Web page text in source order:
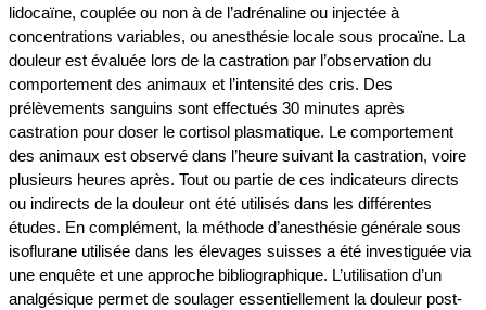
lidocaïne, couplée ou non à de l’adrénaline ou injectée à
concentrations variables, ou anesthésie locale sous procaïne. La
douleur est évaluée lors de la castration par l’observation du
comportement des animaux et l’intensité des cris. Des
prélèvements sanguins sont effectués 30 minutes après
castration pour doser le cortisol plasmatique. Le comportement
des animaux est observé dans l’heure suivant la castration, voire
plusieurs heures après. Tout ou partie de ces indicateurs directs
ou indirects de la douleur ont été utilisés dans les différentes
études. En complément, la méthode d’anesthésie générale sous
isoflurane utilisée dans les élevages suisses a été investiguée via
une enquête et une approche bibliographique. L’utilisation d’un
analgésique permet de soulager essentiellement la douleur post-